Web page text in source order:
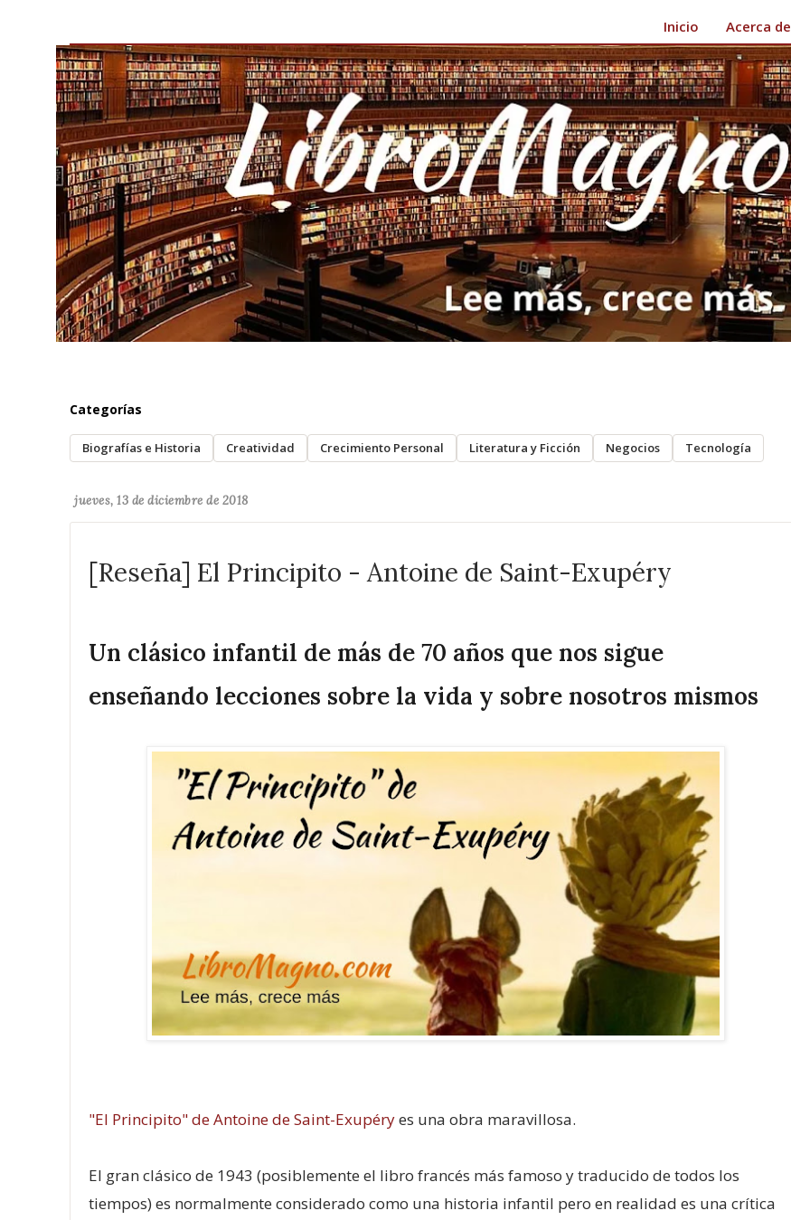
Inicio Acerca de
Categorías
Biografías e Historia Creatividad Crecimiento Personal Literatura y Ficción Negocios Tecnología
jueves, 13 de diciembre de 2018
[Reseña] El Principito - Antoine de Saint-Exupéry
Un clásico infantil de más de 70 años que nos sigue
enseñando lecciones sobre la vida y sobre nosotros mismos
"El Principito" de Antoine de Saint-Exupéryes una obra maravillosa.
El gran clásico de 1943 (posiblemente el libro francés más famoso y traducido de todos los
tiempos) es normalmente considerado como una historia infantil pero en realidad es una crítica